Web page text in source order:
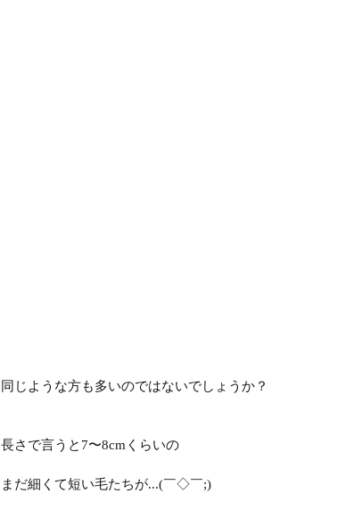
同じような方も多いのではないでしょうか？
長さで言うと7〜8cmくらいの
まだ細くて短い毛たちが...(￣◇￣;)